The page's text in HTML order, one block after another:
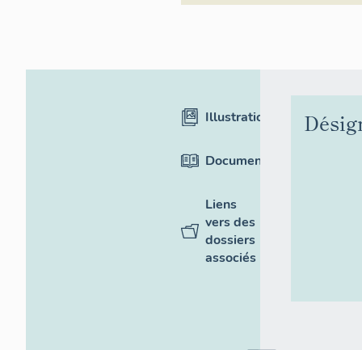
Illustrations
Documentation
Liens
vers des
dossiers
associés